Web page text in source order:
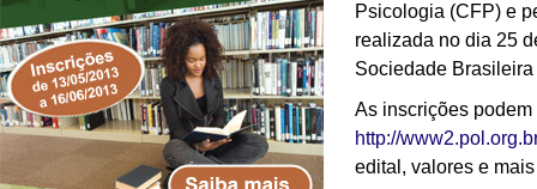
Psicologia (CFP) e
realizada no dia 25
Sociedade
As inscrições
http://
edital, valores e